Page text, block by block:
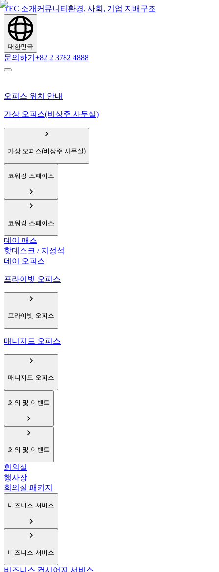
TEC 소개 커뮤니티 환경, 사회, 기업 지배구조
대한민국
문의하기 +82 2 3782 4888
오피스 위치 안내
가상 오피스(비상주 사무실)
가상 오피스(비상주 사무실)
코워킹 스페이스
코워킹 스페이스
데이 패스
핫데스크 / 지정석
데이 오피스
프라이빗 오피스
프라이빗 오피스
매니지드 오피스
매니지드 오피스
회의 및 이벤트
회의 및 이벤트
회의실
행사장
회의실 패키지
비즈니스 서비스
비즈니스 서비스
비즈니스 컨시어지 서비스